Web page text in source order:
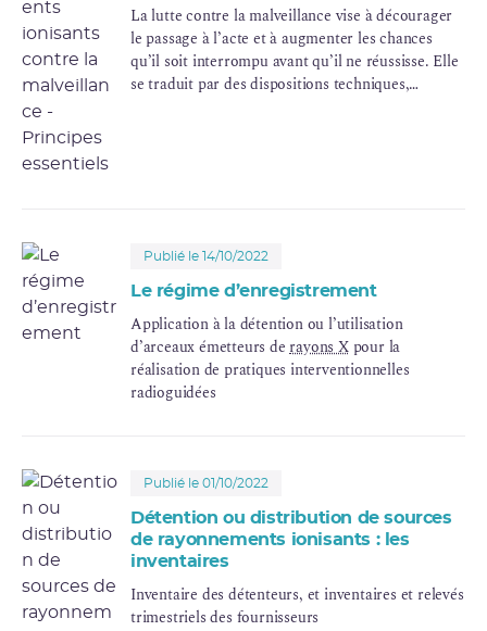
La lutte contre la malveillance vise à décourager
le passage à l’acte et à augmenter les chances
qu’il soit interrompu avant qu’il ne réussisse. Elle
se traduit par des dispositions techniques,
Publié le 14/10/2022
Le régime d’enregistrement
Application à la détention ou l’utilisation
d’arceaux émetteurs de rayons Xpour la
réalisation de pratiques interventionnelles
radioguidées
Publié le 01/10/2022
Détention ou distribution de sources
de rayonnements ionisants : les
inventaires
Inventaire des détenteurs, et inventaires et relevés
trimestriels des fournisseurs